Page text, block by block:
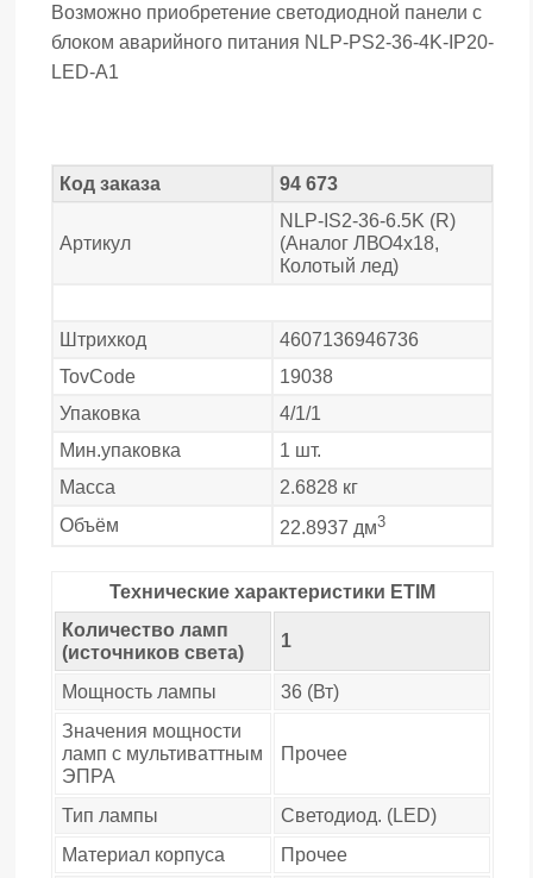
Возможно приобретение светодиодной панели с
блоком аварийного питания NLP-PS2-36-4K-IP20-
LED-A1
Код заказа 94 673
Артикул
NLP-IS2-36-6.5K (R)
(Аналог ЛВО4х18,
Колотый лед)
Штрихкод
4607136946736
TovCode
19038
Упаковка
4/1/1
Мин.упаковка
1 шт.
Масса
2.6828 кг
Объём
22.8937 дм3
Технические характеристики ETIM
Количество ламп
(источников света)
1
Мощность лампы
36 (Вт)
Значения мощности
ламп с мультиваттным
ЭПРА
Прочее
Тип лампы
Светодиод. (LED)
Материал корпуса
Прочее